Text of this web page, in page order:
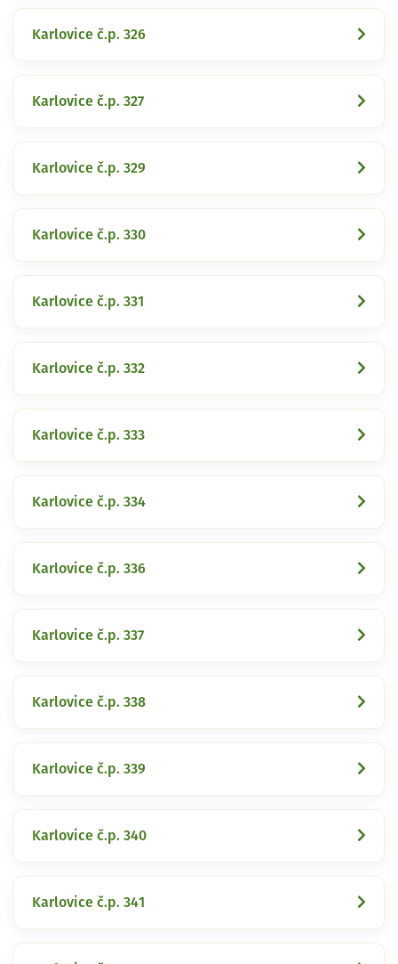
Karlovice č.p. 326
Karlovice č.p. 327
Karlovice č.p. 329
Karlovice č.p. 330
Karlovice č.p. 331
Karlovice č.p. 332
Karlovice č.p. 333
Karlovice č.p. 334
Karlovice č.p. 336
Karlovice č.p. 337
Karlovice č.p. 338
Karlovice č.p. 339
Karlovice č.p. 340
Karlovice č.p. 341